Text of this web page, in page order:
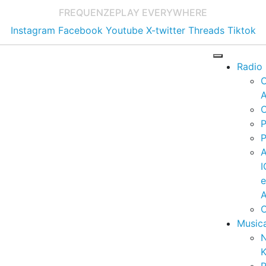
FREQUENZEPLAY EVERYWHERE
Instagram Facebook Youtube X-twitter Threads Tiktok
Radio
e